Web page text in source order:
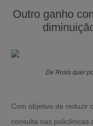
Outro ganho
De Rosis quer
Com objetivo de reduzir
consulta nas policlínicas